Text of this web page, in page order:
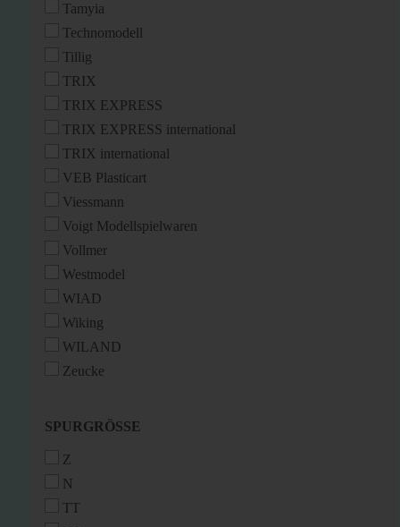
Tamyia
Technomodell
Tillig
TRIX
TRIX EXPRESS
TRIX EXPRESS international
TRIX international
VEB Plasticart
Viessmann
Voigt Modellspielwaren
Vollmer
Westmodel
WIAD
Wiking
WILAND
Zeucke
SPURGRÖSSE
SPURGRÖSSE
Z
N
TT